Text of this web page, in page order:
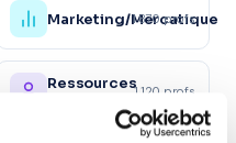
Marketing/Mercatique
1 870 profs
Ressources1 120 profs